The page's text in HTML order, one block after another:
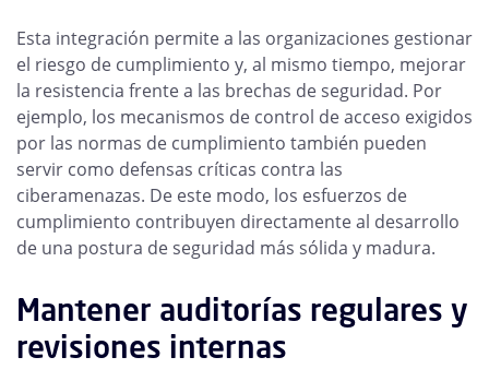
Esta integración permite a las organizaciones gestionar
el riesgo de cumplimiento y, al mismo tiempo, mejorar
la resistencia frente a las brechas de seguridad. Por
ejemplo, los mecanismos de control de acceso exigidos
por las normas de cumplimiento también pueden
servir como defensas críticas contra las
ciberamenazas. De este modo, los esfuerzos de
cumplimiento contribuyen directamente al desarrollo
de una postura de seguridad más sólida y madura.
Mantener auditorías regulares y
revisiones internas